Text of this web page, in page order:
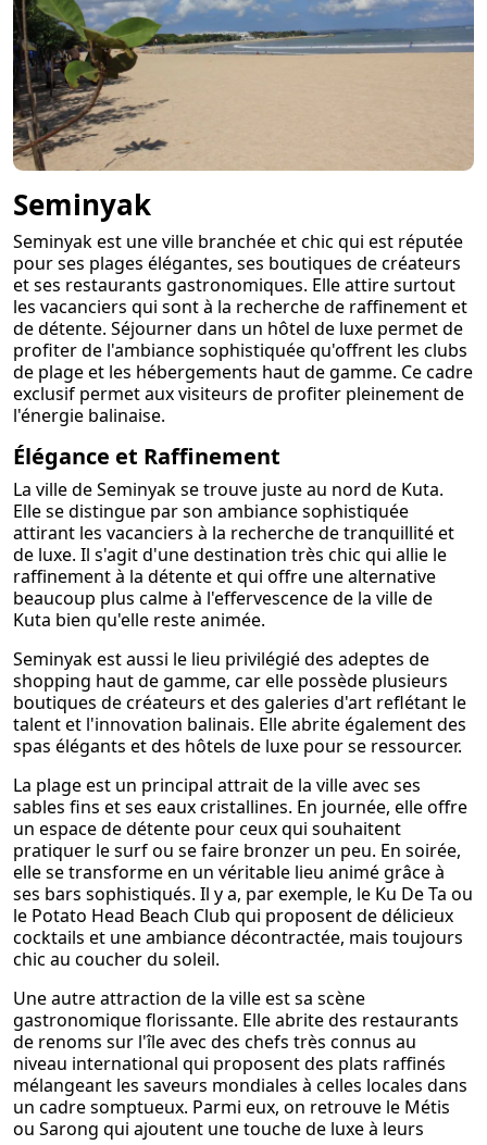
Seminyak
Seminyak est une ville branchée et chic qui est réputée
pour ses plages élégantes, ses boutiques de créateurs
et ses restaurants gastronomiques. Elle attire surtout
les vacanciers qui sont à la recherche de raffinement et
de détente. Séjourner dans un hôtel de luxe permet de
profiter de l'ambiance sophistiquée qu'offrent les clubs
de plage et les hébergements haut de gamme. Ce cadre
exclusif permet aux visiteurs de profiter pleinement de
l'énergie balinaise.
Élégance et Raffinement
La ville de Seminyak se trouve juste au nord de Kuta.
Elle se distingue par son ambiance sophistiquée
attirant les vacanciers à la recherche de tranquillité et
de luxe. Il s'agit d'une destination très chic qui allie le
raffinement à la détente et qui offre une alternative
beaucoup plus calme à l'effervescence de la ville de
Kuta bien qu'elle reste animée.
Seminyak est aussi le lieu privilégié des adeptes de
shopping haut de gamme, car elle possède plusieurs
boutiques de créateurs et des galeries d'art reflétant le
talent et l'innovation balinais. Elle abrite également des
spas élégants et des hôtels de luxe pour se ressourcer.
La plage est un principal attrait de la ville avec ses
sables fins et ses eaux cristallines. En journée, elle offre
un espace de détente pour ceux qui souhaitent
pratiquer le surf ou se faire bronzer un peu. En soirée,
elle se transforme en un véritable lieu animé grâce à
ses bars sophistiqués. Il y a, par exemple, le Ku De Ta ou
le Potato Head Beach Club qui proposent de délicieux
cocktails et une ambiance décontractée, mais toujours
chic au coucher du soleil.
Une autre attraction de la ville est sa scène
gastronomique florissante. Elle abrite des restaurants
de renoms sur l'île avec des chefs très connus au
niveau international qui proposent des plats raffinés
mélangeant les saveurs mondiales à celles locales dans
un cadre somptueux. Parmi eux, on retrouve le Métis
ou Sarong qui ajoutent une touche de luxe à leurs